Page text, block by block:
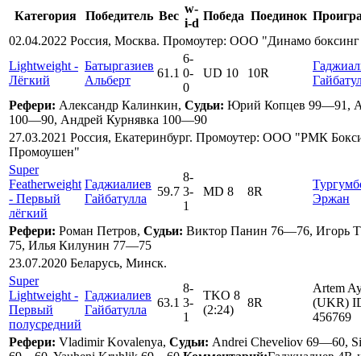
Категория
Победитель Вес
w-
i-d
Победа Поединок
02.04.2022 Россия, Москва. Промоутер: ООО "Динамо
Lightweight -
Лёгкий
Батыргазиев
Альберт
61.1
6-
0-
0
UD 10 10R
Рефери: Александр Калинкин, Судьи: Юрий Копцев 99—91,
100—90, Андрей Курнявка 100—90
27.03.2021 Россия, Екатеринбург. Промоутер: ООО "РМК
Промоушен"
Super
Featherweight
- Первый
лёгкий
Гаджиалиев
Гайбатулла
59.7
8-
3-
1
MD 8 8R
Эржан
Рефери: Роман Петров, Судьи: Виктор Панин 76—76, Игорь
75, Илья Килунин 77—75
23.07.2020 Беларусь, Минск.
Super
Lightweight -
Первый
полусредний
Гаджиалиев
Гайбатулла
63.1
8-
3-
1
TKO 8
(2:24)
8R
Artem
(UKR)
456769
Рефери: Vladimir Kovalenya, Судьи: Andrei Cheveliov 69—60,